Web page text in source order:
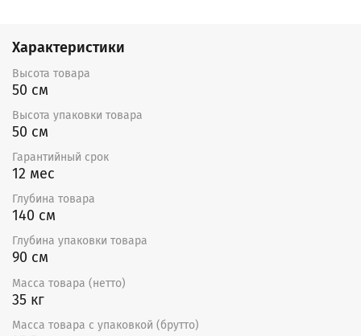
рабочая температура воздуха составляет 60°С,
максимальная допустимая скорость 10 м/с.
Шумоглушитель изготавливается из оцинкованной
волокна. Для достижения максимальной
эффективности шумоглушения рекомендуется
предусмотреть перед шумоглушителем прямой
участок длинной не менее 1,5 м.
Гарантия — 12 месяцев
Характеристики
Высота товара
50 см
Высота упаковки товара
50 см
Гарантийный срок
12 мес
Глубина товара
140 см
Глубина упаковки товара
90 см
Масса товара (нетто)
35 кг
Масса товара с упаковкой (брутто)